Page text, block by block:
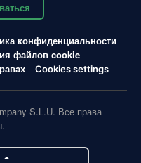
конфиденциальности
файлов cookie
Cookies settings
S.L.U. Все права